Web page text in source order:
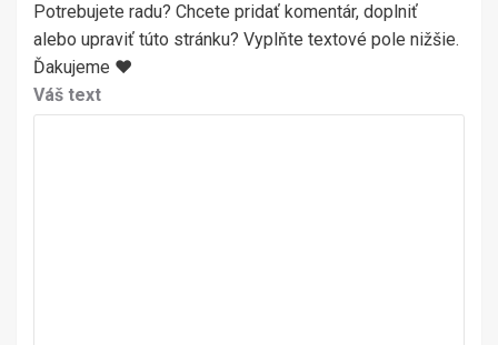
Potrebujete radu? Chcete pridať komentár, doplniť
alebo upraviť túto stránku? Vyplňte textové pole nižšie.
Ďakujeme ♥
Váš text